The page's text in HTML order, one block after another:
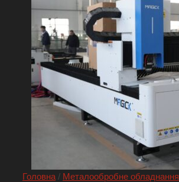
Головна / Металообробне обладнання